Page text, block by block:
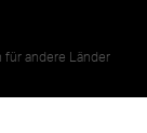
für andere Länder